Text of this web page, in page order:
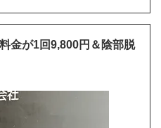
金が1回9,800円＆陰部脱